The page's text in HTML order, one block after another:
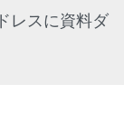
レスに資料ダ